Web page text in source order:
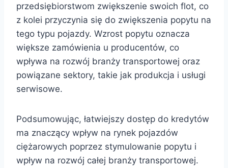
przedsiębiorstwom zwiększenie swoich flot, co
z kolei przyczynia się do zwiększenia popytu na
tego typu pojazdy. Wzrost popytu oznacza
większe zamówienia u producentów, co
wpływa na rozwój branży transportowej oraz
powiązane sektory, takie jak produkcja i usługi
serwisowe.
Podsumowując, łatwiejszy dostęp do kredytów
ma znaczący wpływ na rynek pojazdów
ciężarowych poprzez stymulowanie popytu i
wpływ na rozwój całej branży transportowej.